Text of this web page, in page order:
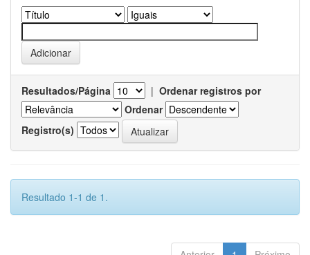
Resultados/Página | Ordenar registros por
Ordenar
Registro(s)
Resultado 1-1 de 1.